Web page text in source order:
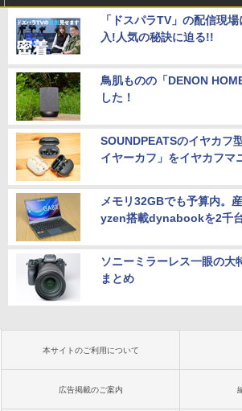
「ドスパラTV」の配信現
入!人気の秘訣に迫る!!
鳥肌ものの「DENON
した！
SOUNDPEATSのイヤカフ
イヤーカフ」をイヤカフマ
メモリ32GBでも予算内。
yzen搭載dynabookを2千
ソニーミラーレス一眼の大
まとめ
本サイトのご利用について
広告掲載のご案内